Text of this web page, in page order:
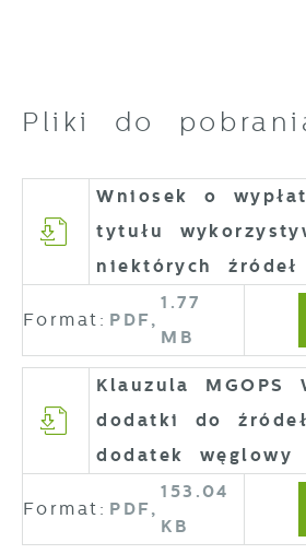
Pliki do
Wniosek o
tytułu
niektórych źródeł
Format: PDF,
1.77
MB
Klauzula MGOPS
dodatki do
dodatek węglowy
Format: PDF,
153.04
KB